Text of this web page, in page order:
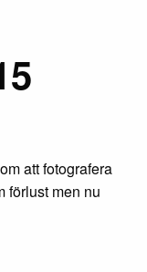
att fotografera
förlust men nu